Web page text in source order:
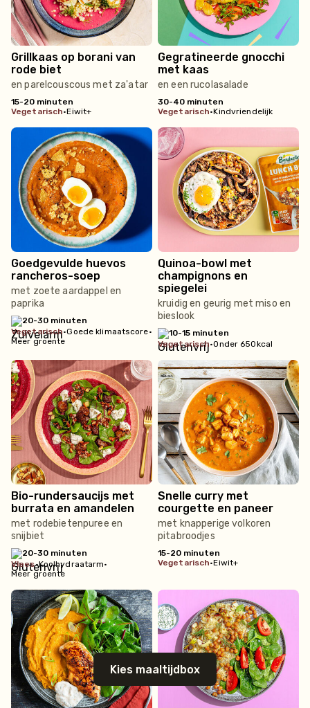
Grillkaas op borani van
rode biet
en parelcouscous met za'atar
15-20 minuten
vegetarisch•Eiwit+
Gegratineerde gnocchi
met kaas
en een rucolasalade
30-40 minuten
vegetarisch•Kindvriendelijk
Goedgevulde huevos
rancheros-soep
met zoete aardappel en
paprika
20-30 minuten
vegetarisch•Goede klimaatscore•
Meer groente
Quinoa-bowl met
champignons en
spiegelei
kruidig en geurig met miso en
bieslook
10-15 minuten
vegetarisch•Onder 650kcal
Bio-rundersaucijs met
burrata en amandelen
met rodebietenpuree en
snijbiet
20-30 minuten
vlees•Koolhydraatarm•
Meer groente
Snelle curry met
courgette en paneer
met knapperige volkoren
pitabroodjes
15-20 minuten
vegetarisch•Eiwit+
Kies maaltijdbox